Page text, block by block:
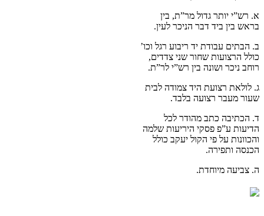
א. רש”י יותר גדול מר”ת, בין
בראש בין ביד דבר הניכר לעין.
ב. הבתים עבודת יד ריבוע רגל וכו’
כולל הרצועות שחור שני צדדים,
רוחב ניכר ושונה בין רש”י לר”ת.
ג. לולאת רצועת היד צמודה לבית
שעור מעבר רצועה בלבד.
ד. הכתיבה כתב מהודר לכל
הדיעות ע”פ פסקי היריעות שלמה
והכוונות על פי הקול יעקב כולל
הכנסה ותפירה.
ה. צביעה מיוחדת.